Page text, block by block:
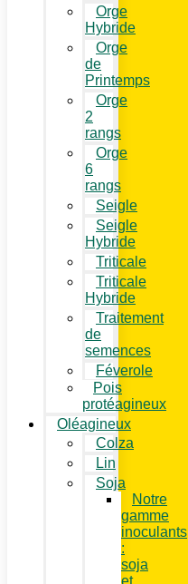
Orge
Hybride
Orge
de
Printemps
Orge
2
rangs
Orge
6
rangs
Seigle
Seigle
Hybride
Triticale
Triticale
Hybride
Traitement
de
semences
Féverole
Pois
protéagineux
Oléagineux
Colza
Lin
Soja
Notre
gamme
inoculants
:
soja
et